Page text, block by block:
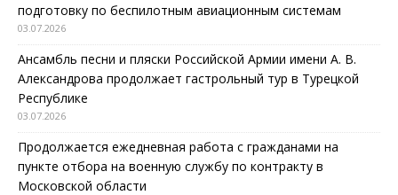
подготовку по беспилотным авиационным системам
03.07.2026
Ансамбль песни и пляски Российской Армии имени А. В.
Александрова продолжает гастрольный тур в Турецкой
Республике
03.07.2026
Продолжается ежедневная работа с гражданами на
пункте отбора на военную службу по контракту в
Московской области